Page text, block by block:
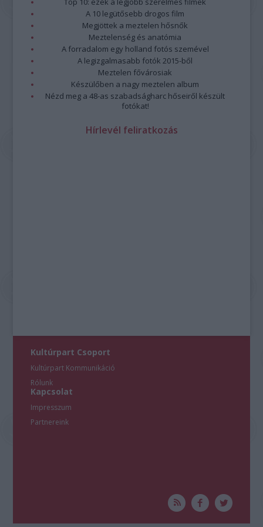
A 10 legütősebb drogos film
Megjöttek a meztelen hősnők
Meztelenség és anatómia
A forradalom egy holland fotós szemével
A legizgalmasabb fotók 2015-ből
Meztelen fővárosiak
Készülőben a nagy meztelen album
Nézd meg a 48-as szabadságharc hőseiről készült
fotókat!
Hírlevél feliratkozás
Kultúrpart Csoport
Kultúrpart Kommunikáció
Rólunk
Kapcsolat
Impresszum
Partnereink